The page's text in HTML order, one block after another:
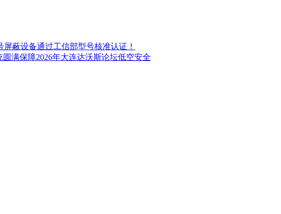
蔽设备通过工信部型号核准认证！
满保障2026年大连达沃斯论坛低空安全